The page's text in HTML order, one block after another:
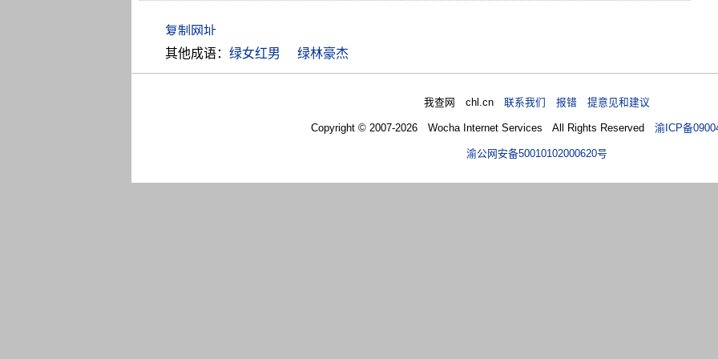
其他成语： 绿女红男 绿林豪杰
我查网 chl.cn联系我们 报错 提意见和建议
Copyright © 2007-2026 Wocha Internet Services All Rights Reserved渝ICP备
渝公网安备50010102000620号